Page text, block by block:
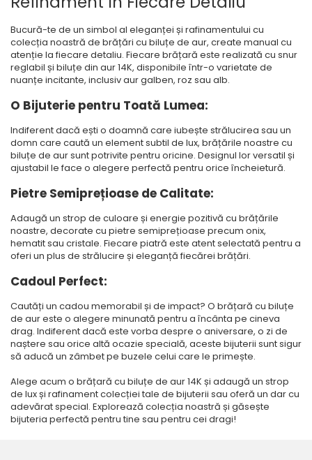
Bucură-te de un simbol al eleganței și rafinamentului cu
colecția noastră de brățări cu biluțe de aur, create manual cu
atenție la fiecare detaliu. Fiecare brățară este realizată cu snur
reglabil și biluțe din aur 14K, disponibile într-o varietate de
nuanțe incitante, inclusiv aur galben, roz sau alb.
O Bijuterie pentru Toată Lumea:
Indiferent dacă ești o doamnă care iubește strălucirea sau un
domn care caută un element subtil de lux, brățările noastre cu
biluțe de aur sunt potrivite pentru oricine. Designul lor versatil și
ajustabil le face o alegere perfectă pentru orice încheietură.
Pietre Semiprețioase de Calitate:
Adaugă un strop de culoare și energie pozitivă cu brățările
noastre, decorate cu pietre semiprețioase precum onix,
hematit sau cristale. Fiecare piatră este atent selectată pentru a
oferi un plus de strălucire și eleganță fiecărei brățări.
Cadoul Perfect:
Cautăți un cadou memorabil și de impact? O brățară cu biluțe
de aur este o alegere minunată pentru a încânta pe cineva
drag. Indiferent dacă este vorba despre o aniversare, o zi de
naștere sau orice altă ocazie specială, aceste bijuterii sunt sigur
să aducă un zâmbet pe buzele celui care le primește.
Alege acum o brățară cu biluțe de aur 14K și adaugă un strop
de lux și rafinament colecției tale de bijuterii sau oferă un dar cu
adevărat special. Explorează colecția noastră și găsește
bijuteria perfectă pentru tine sau pentru cei dragi!